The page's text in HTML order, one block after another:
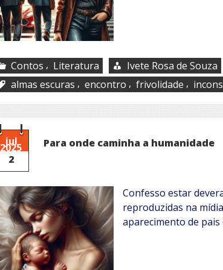
Contos , Literatura
Ivete Rosa de Souza
almas escuras , encontro , frivolidade ,
jul
2025
2
Para onde caminha a humanidade
Confesso estar
reproduzidas na
aparecimento de